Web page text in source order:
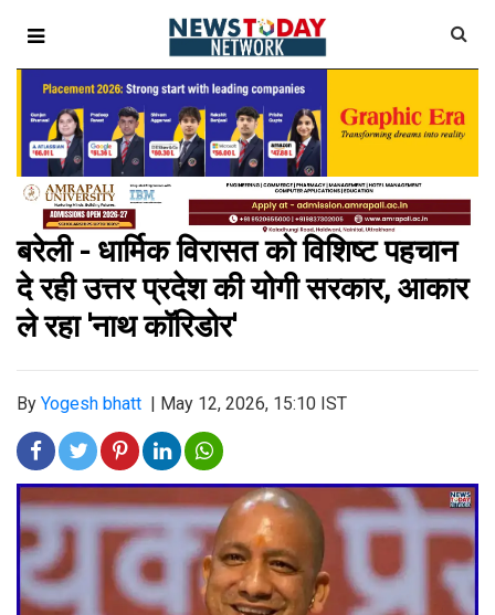
बरेली - धार्मिक विरासत को विशिष्ट पहचान
दे रही उत्तर प्रदेश की योगी सरकार, आकार
ले रहा 'नाथ कॉरिडोर'
By Yogesh bhatt May 12, 2026, 15:10 IST